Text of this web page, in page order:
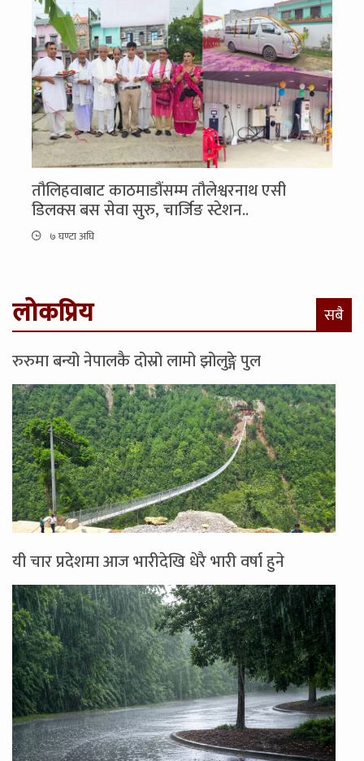
तौलिहवाबाट काठमाडौंसम्म तौलेश्वरनाथ एसी
डिलक्स बस सेवा सुरु, चार्जिङ स्टेशन..
७ घण्टा अघि
लोकप्रिय सबै
रुरुमा बन्यो नेपालकै दोस्रो लामो झोलुङ्गे पुल
यी चार प्रदेशमा आज भारीदेखि धेरै भारी वर्षा हुने